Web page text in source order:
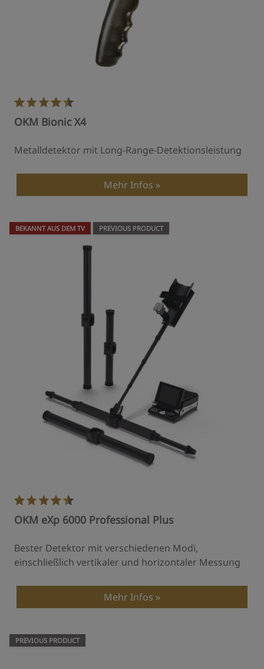
OKM Bionic X4
Metalldetektor mit Long-Range-Detektionsleistung
Mehr Infos
BEKANNT AUS DEM TV PREVIOUS PRODUCT
OKM eXp 6000 Professional Plus
Bester Detektor mit verschiedenen Modi,
einschließlich vertikaler und horizontaler Messung
Mehr Infos
PREVIOUS PRODUCT